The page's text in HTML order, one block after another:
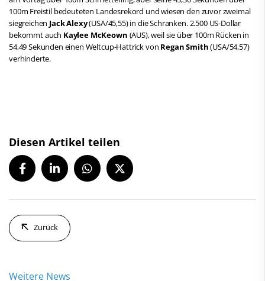
100m Freistil bedeuteten Landesrekord und wiesen den zuvor zweimal
siegreichen Jack Alexy(USA/45,55) in die Schranken. 2.500 US-Dollar
bekommt auch Kaylee McKeown (AUS), weil sie über 100m Rücken in
54,49 Sekunden einen Weltcup-Hattrick von Regan Smith(USA/54,57)
verhinderte.
Diesen Artikel teilen
Zurück
Weitere News